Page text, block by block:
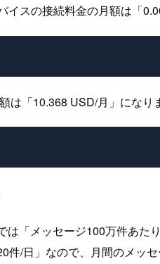
スの接続料金の月額は「
「10.368 USD/月」になり
「メッセージ100万件あ
/日」なので、月間のメッセ